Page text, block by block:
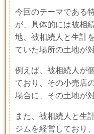
今回のテーマである
が、具体的には被相
地、被相続人と生計
ていた場所の土地が
例えば、被相続人が
ており、その小売店
場合に、その土地が
また、被相続人と生
ジムを経営しており